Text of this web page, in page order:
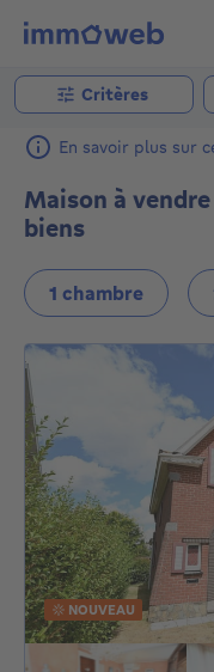
Critères
En savoir plus sur
Maison à
biens
1 chambre
NOUVEAU